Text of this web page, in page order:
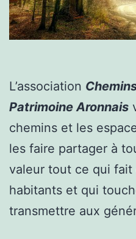
L’association
Patrimoine Aronnais
chemins et les
les faire partager à
valeur tout ce qui
habitants et qui
transmettre aux